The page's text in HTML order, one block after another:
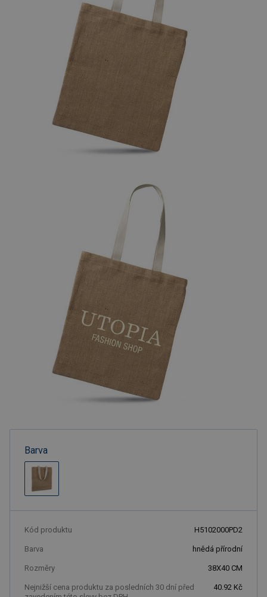
Barva
Kód produktu H5102000PD2
Barva hnědá přírodní
Rozměry 38X40 CM
Nejnižší cena produktu za posledních 30 dní před
40.92 Kč